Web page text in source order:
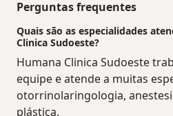
Perguntas frequentes
Quais são as especialidades
Clinica Sudoeste?
Humana Clinica Sudoeste
equipe e atende a muitas
otorrinolaringologia,
plástica.